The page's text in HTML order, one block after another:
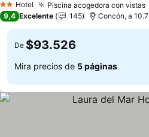
2 Estrellas
Hotel
Piscina acogedora con vistas
9,4 Excelente 145 Concón, a
De $93.526
Mira precios de 5 páginas